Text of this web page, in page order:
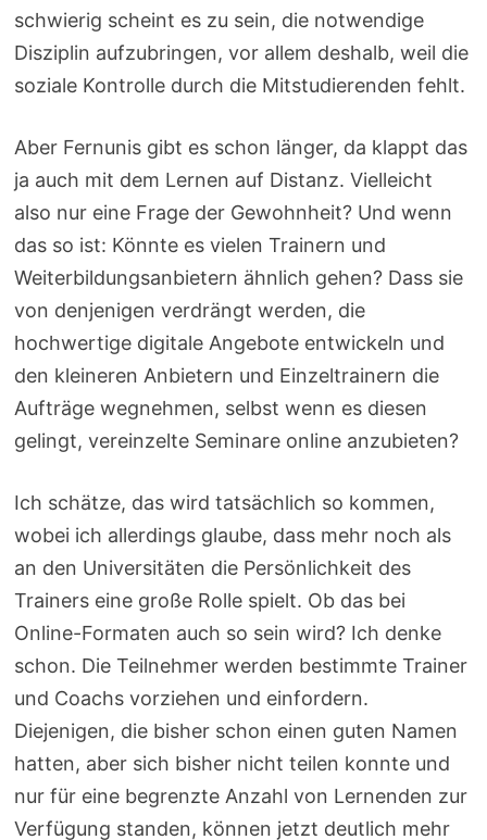
schwierig scheint es zu sein, die notwendige
Disziplin aufzubringen, vor allem deshalb, weil die
soziale Kontrolle durch die Mitstudierenden fehlt.
Aber Fernunis gibt es schon länger, da klappt das
ja auch mit dem Lernen auf Distanz. Vielleicht
also nur eine Frage der Gewohnheit? Und wenn
das so ist: Könnte es vielen Trainern und
Weiterbildungsanbietern ähnlich gehen? Dass sie
von denjenigen verdrängt werden, die
hochwertige digitale Angebote entwickeln und
den kleineren Anbietern und Einzeltrainern die
Aufträge wegnehmen, selbst wenn es diesen
gelingt, vereinzelte Seminare online anzubieten?
Ich schätze, das wird tatsächlich so kommen,
wobei ich allerdings glaube, dass mehr noch als
an den Universitäten die Persönlichkeit des
Trainers eine große Rolle spielt. Ob das bei
Online-Formaten auch so sein wird? Ich denke
schon. Die Teilnehmer werden bestimmte Trainer
und Coachs vorziehen und einfordern.
Diejenigen, die bisher schon einen guten Namen
hatten, aber sich bisher nicht teilen konnte und
nur für eine begrenzte Anzahl von Lernenden zur
Verfügung standen, können jetzt deutlich mehr